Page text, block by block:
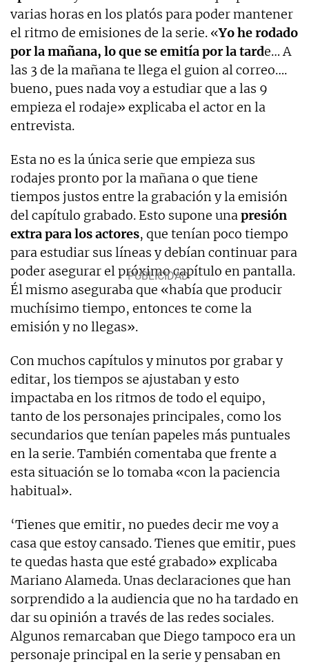
varias horas en los platós para poder mantener
el ritmo de emisiones de la serie. «Yo he rodado
por la mañana, lo que se emitía por la tarde… A
las 3 de la mañana te llega el guion al correo….
bueno, pues nada voy a estudiar que a las 9
empieza el rodaje» explicaba el actor en la
entrevista.
Esta no es la única serie que empieza sus
rodajes pronto por la mañana o que tiene
tiempos justos entre la grabación y la emisión
del capítulo grabado. Esto supone una presión
extra para los actores, que tenían poco tiempo
para estudiar sus líneas y debían continuar para
poder asegurar el próximo capítulo en pantalla.
Él mismo aseguraba que «había que producir
muchísimo tiempo, entonces te come la
emisión y no llegas».
Con muchos capítulos y minutos por grabar y
editar, los tiempos se ajustaban y esto
impactaba en los ritmos de todo el equipo,
tanto de los personajes principales, como los
secundarios que tenían papeles más puntuales
en la serie. También comentaba que frente a
esta situación se lo tomaba «con la paciencia
habitual».
‘Tienes que emitir, no puedes decir me voy a
casa que estoy cansado. Tienes que emitir, pues
te quedas hasta que esté grabado» explicaba
Mariano Alameda. Unas declaraciones que han
sorprendido a la audiencia que no ha tardado en
dar su opinión a través de las redes sociales.
Algunos remarcaban que Diego tampoco era un
personaje principal en la serie y pensaban en